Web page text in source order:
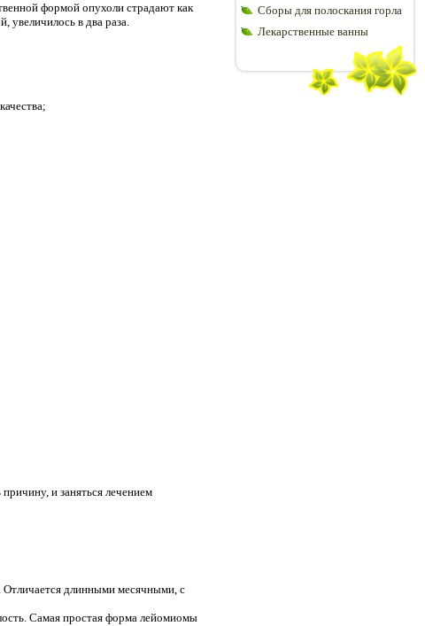
формой опухоли страдают как
увеличилось в два раза.
и заняться лечением
Отличается длинными месячными, с
Самая простая форма лейомиомы
Сборы для полоскания горла
Лекарственные ванны